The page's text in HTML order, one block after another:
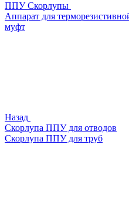
ППУ Скорлупы
Аппарат для
муфт
Назад
Скорлупа ППУ для отводов
Скорлупа ППУ для труб